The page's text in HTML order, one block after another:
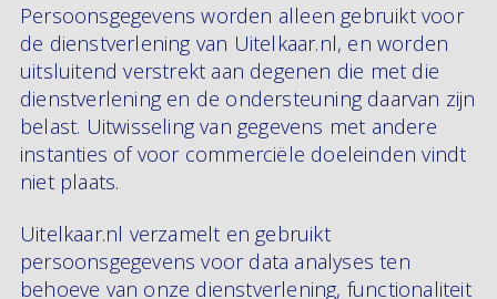
Persoonsgegevens worden alleen gebruikt voor
de dienstverlening van Uitelkaar.nl, en worden
uitsluitend verstrekt aan degenen die met die
dienstverlening en de ondersteuning daarvan zijn
belast. Uitwisseling van gegevens met andere
instanties of voor commerciële doeleinden vindt
niet plaats.
Uitelkaar.nl verzamelt en gebruikt
persoonsgegevens voor data analyses ten
behoeve van onze dienstverlening, functionaliteit